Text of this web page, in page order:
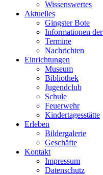
Wissenswertes
Aktuelles
Gingster Bote
Informationen
Termine
Nachrichten
Einrichtungen
Museum
Bibliothek
Jugendclub
Schule
Feuerwehr
Kindertagesstätte
Erleben
Bildergalerie
Geschäfte
Kontakt
Impressum
Datenschutz